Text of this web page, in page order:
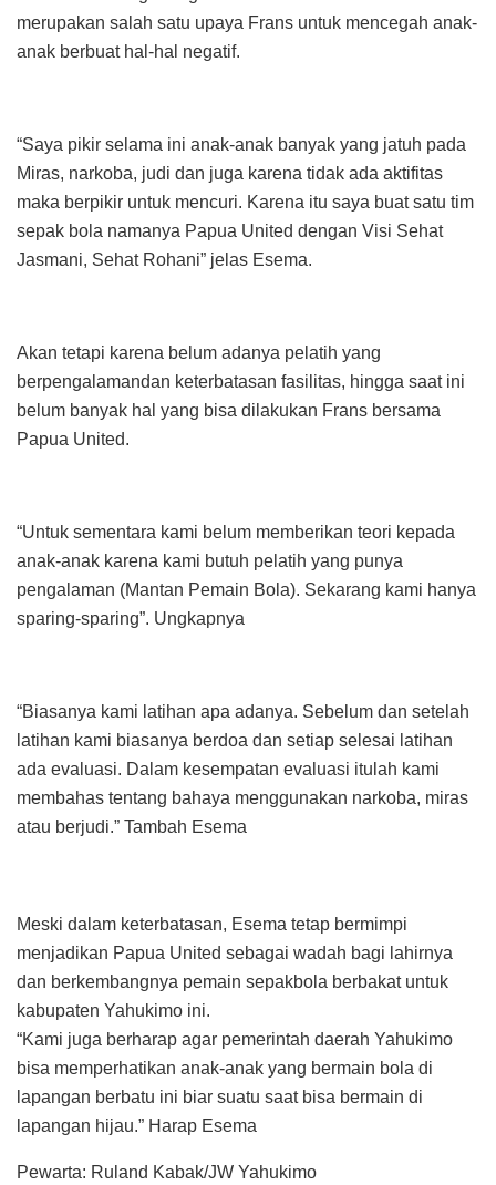
merupakan salah satu upaya Frans untuk mencegah anak-
anak berbuat hal-hal negatif.
“Saya pikir selama ini anak-anak banyak yang jatuh pada
Miras, narkoba, judi dan juga karena tidak ada aktifitas
maka berpikir untuk mencuri. Karena itu saya buat satu tim
sepak bola namanya Papua United dengan Visi Sehat
Jasmani, Sehat Rohani” jelas Esema.
Akan tetapi karena belum adanya pelatih yang
berpengalamandan keterbatasan fasilitas, hingga saat ini
belum banyak hal yang bisa dilakukan Frans bersama
Papua United.
“Untuk sementara kami belum memberikan teori kepada
anak-anak karena kami butuh pelatih yang punya
pengalaman (Mantan Pemain Bola). Sekarang kami hanya
sparing-sparing”. Ungkapnya
“Biasanya kami latihan apa adanya. Sebelum dan setelah
latihan kami biasanya berdoa dan setiap selesai latihan
ada evaluasi. Dalam kesempatan evaluasi itulah kami
membahas tentang bahaya menggunakan narkoba, miras
atau berjudi.” Tambah Esema
Meski dalam keterbatasan, Esema tetap bermimpi
menjadikan Papua United sebagai wadah bagi lahirnya
dan berkembangnya pemain sepakbola berbakat untuk
kabupaten Yahukimo ini.
“Kami juga berharap agar pemerintah daerah Yahukimo
bisa memperhatikan anak-anak yang bermain bola di
lapangan berbatu ini biar suatu saat bisa bermain di
lapangan hijau.” Harap Esema
Pewarta: Ruland Kabak/JW Yahukimo